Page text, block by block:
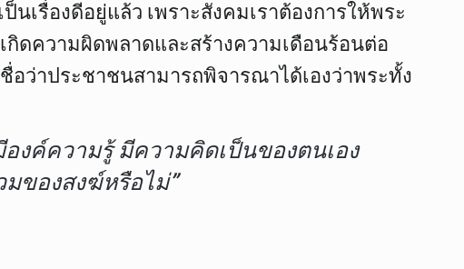
เรื่องดีอยู่แล้ว เพราะสังคมเราต้องการให้พระ
ดความผิดพลาดและสร้างความเดือนร้อนต่อ
ว่าประชาชนสามารถพิจารณาได้เองว่าพระทั้ง
งค์ความรู้ มีความคิดเป็นของตนเอง
ของสงฆ์หรือไม่”